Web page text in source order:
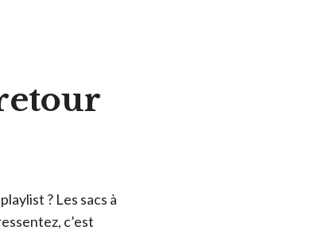
? Les sacs à
c’est